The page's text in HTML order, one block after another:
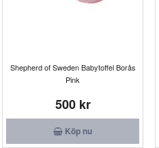
Shepherd of Sweden Babytoffel Borås
Pink
500 kr
Köp nu